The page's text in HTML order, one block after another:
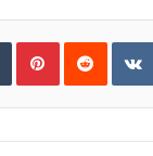
Tumblr Pinterest Reddit